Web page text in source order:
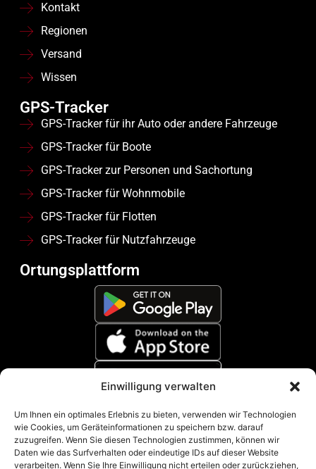
Einwilligung verwalten
Um Ihnen ein optimales Erlebnis zu bieten, verwenden wir Technologien
wie Cookies, um Geräteinformationen zu speichern bzw. darauf
zuzugreifen. Wenn Sie diesen Technologien zustimmen, können wir
Daten wie das Surfverhalten oder eindeutige IDs auf dieser Website
verarbeiten. Wenn Sie Ihre Einwilligung nicht erteilen oder zurückziehen,
Kontakt
Regionen
Versand
Wissen
GPS-Tracker
GPS-Tracker für ihr Auto oder andere Fahrzeuge
GPS-Tracker für Boote
GPS-Tracker zur Personen und Sachortung
GPS-Tracker für Wohnmobile
GPS-Tracker für Flotten
GPS-Tracker für Nutzfahrzeuge
Ortungsplattform
Zahlungsmethoden